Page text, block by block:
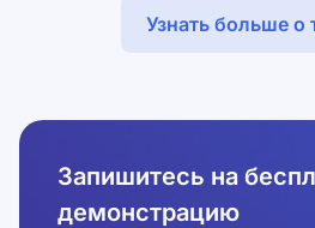
Узнать больше о
Запишитесь на
демонстрацию